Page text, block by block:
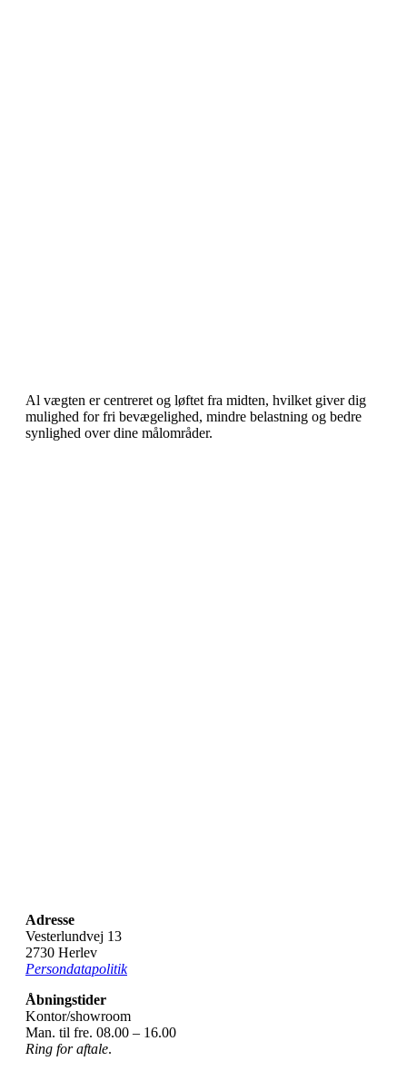
Al vægten er centreret og løftet fra midten, hvilket giver dig
mulighed for fri bevægelighed, mindre belastning og bedre
synlighed over dine målområder.
Adresse
Vesterlundvej 13
2730 Herlev
Persondatapolitik
Åbningstider
Kontor/showroom
Man. til fre. 08.00 – 16.00
Ring for aftale.